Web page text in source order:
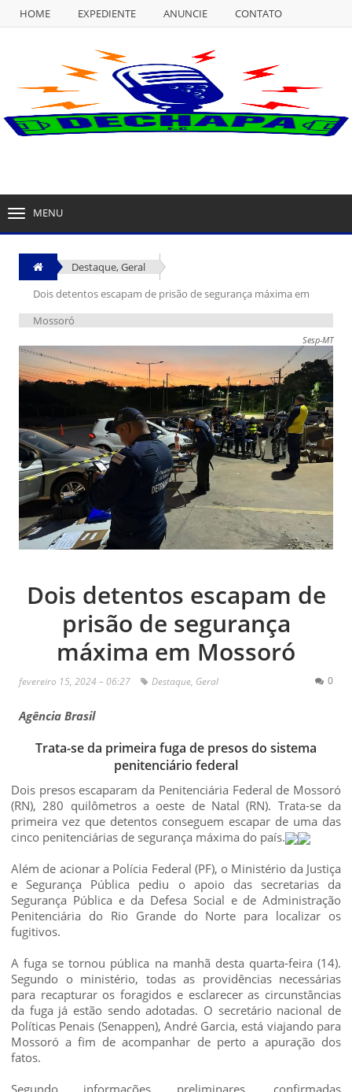
HOME EXPEDIENTE ANUNCIE
CONTATO
EXPEDIENTE ANUNCIE
MENU
Destaque,Geral
Dois detentos escapam de prisão de segurança máxima em
Mossoró
Sesp-MT
Dois detentos escapam de
prisão de segurança
máxima em Mossoró
fevereiro 15, 2024 – 06:27 Destaque, Geral 0
Agência Brasil
Trata-se da primeira fuga de presos do sistema
penitenciário federal
Dois presos escaparam da Penitenciária Federal de Mossoró
(RN), 280 quilômetros a oeste de Natal (RN). Trata-se da
primeira vez que detentos conseguem escapar de uma das
cinco penitenciárias de segurança máxima do país.
Além de acionar a Polícia Federal (PF), o Ministério da Justiça
e Segurança Pública pediu o apoio das secretarias da
Segurança Pública e da Defesa Social e de Administração
Penitenciária do Rio Grande do Norte para localizar os
fugitivos.
A fuga se tornou pública na manhã desta quarta-feira (14).
Segundo o ministério, todas as providências necessárias
para recapturar os foragidos e esclarecer as circunstâncias
da fuga já estão sendo adotadas. O secretário nacional de
Políticas Penais (Senappen), André Garcia, está viajando para
Mossoró a fim de acompanhar de perto a apuração dos
fatos.